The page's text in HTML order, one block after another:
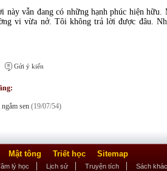
vẫn đang có những hạnh phúc hiện
vi vừa nở. Tôi không trả lời được đâu.
Gửi ý kiến
sen (19/07/54)
Mật tông Triết học Sitemap
lý học Lịch sử Truyện tích Sách khác